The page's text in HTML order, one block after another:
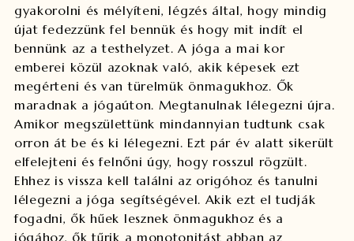
gyakorolni és mélyíteni, légzés által, hogy mindig
újat fedezzünk fel bennük és hogy mit indít el
bennünk az a testhelyzet. A jóga a mai kor
emberei közül azoknak való, akik képesek ezt
megérteni és van türelmük önmagukhoz. Ők
maradnak a jógaúton. Megtanulnak lélegezni újra.
Amikor megszülettünk mindannyian tudtunk csak
orron át be és ki lélegezni. Ezt pár év alatt sikerült
elfelejteni és felnőni úgy, hogy rosszul rögzült.
Ehhez is vissza kell találni az origóhoz és tanulni
lélegezni a jóga segítségével. Akik ezt el tudják
fogadni, ők hűek lesznek önmagukhoz és a
jógához, ők tűrik a monotonitást abban az